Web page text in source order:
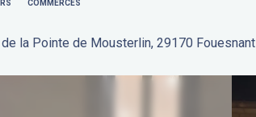
COMMERCES
la Pointe de Mousterlin, 29170 Fouesnant